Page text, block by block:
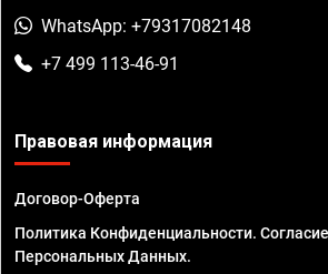
WhatsApp: +79317082148
+7 499 113-46-91
Правовая информация
Договор-Оферта
Политика Конфиденциальности.
Персональных Данных.